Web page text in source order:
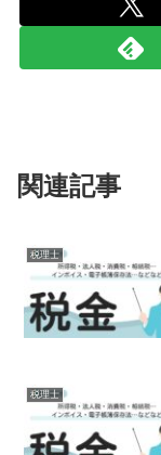
関連記事
税理士
税理士